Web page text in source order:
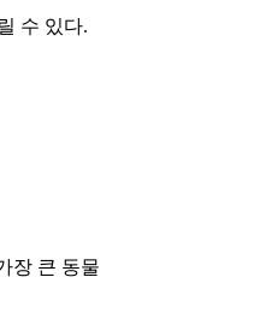
수 있다.
장 큰 동물